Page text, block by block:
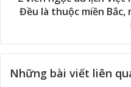
Đều là thuộc miền Bắc,
Những bài viết liên